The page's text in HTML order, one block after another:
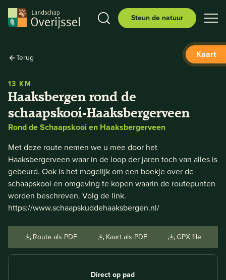
Steun de natuur
Kaart
Terug
13 KM
Haaksbergen rond de
schaapskooi-Haaksbergerveen
Rond de Schaapskooi en Haaksbergerveen
Met deze route nemen we u mee door het
Haaksbergerveen waar in de loop der jaren toch van alles is
gebeurd. Ook is het mogelijk om een boekje over de
schaapskooi en omgeving te kopen waarin de routepunten
worden beschreven. Volg de link.
https://www.schaapskuddehaaksbergen.nl/
Route als PDF Kaart als PDF GPX file
Direct op pad